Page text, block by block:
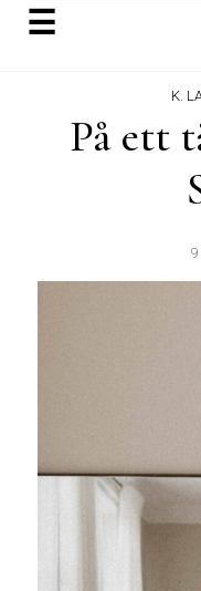
☰
K.
På ett